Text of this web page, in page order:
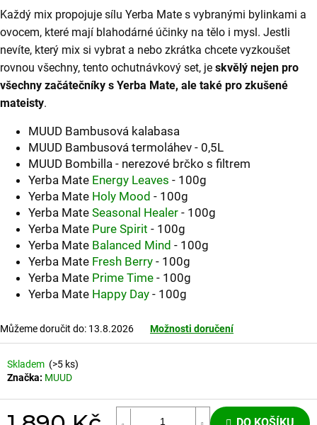
Každý mix propojuje sílu Yerba Mate s vybranými bylinkami a
ovocem, které mají blahodárné účinky na tělo i mysl. Jestli
nevíte, který mix si vybrat a nebo zkrátka chcete vyzkoušet
rovnou všechny, tento ochutnávkový set, je skvělý nejen pro
všechny začátečníky s Yerba Mate, ale také pro zkušené
mateisty.
MUUD Bambusová kalabasa
MUUD Bambusová termoláhev - 0,5L
MUUD Bombilla - nerezové brčko s filtrem
Yerba Mate Energy Leaves - 100g
Yerba Mate Holy Mood - 100g
Yerba Mate Seasonal Healer - 100g
Yerba Mate Pure Spirit - 100g
Yerba Mate Balanced Mind - 100g
Yerba Mate Fresh Berry - 100g
Yerba Mate Prime Time - 100g
Yerba Mate Happy Day - 100g
Můžeme doručit do: 13.8.2026 Možnosti doručení
Skladem (>5 ks)
Značka: MUUD
200G
-
MIX
S
MEDUŇKOU,
MUČENKOU,
SMILEM
LÍPOU
290